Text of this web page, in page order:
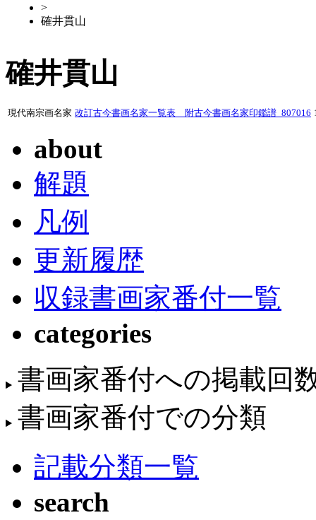
>
確井貫山
確井貫山
現代南宗画名家 改訂古今書画名家一覧表 附古今書画名家印鑑譜_807016
about
解題
凡例
更新履歴
収録書画家番付一覧
categories
書画家番付への掲載回
書画家番付での分類
記載分類一覧
search